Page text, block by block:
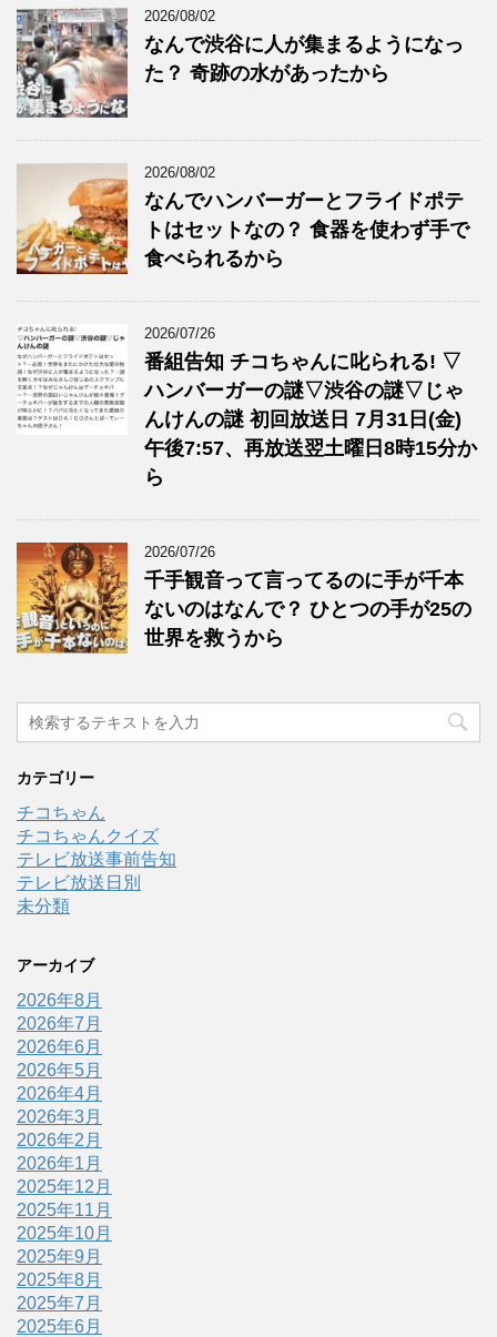
2026/08/02
なんで渋谷に人が集まるようになっ
た？ 奇跡の水があったから
2026/08/02
なんでハンバーガーとフライドポテ
トはセットなの？ 食器を使わず手で
食べられるから
2026/07/26
番組告知 チコちゃんに叱られる! ▽
ハンバーガーの謎▽渋谷の謎▽じゃ
んけんの謎 初回放送日 7月31日(金)
午後7:57、再放送翌土曜日8時15分か
ら
2026/07/26
千手観音って言ってるのに手が千本
ないのはなんで？ ひとつの手が25の
世界を救うから
カテゴリー
チコちゃん
チコちゃんクイズ
テレビ放送事前告知
テレビ放送日別
未分類
アーカイブ
2026年8月
2026年7月
2026年6月
2026年5月
2026年4月
2026年3月
2026年2月
2026年1月
2025年12月
2025年11月
2025年10月
2025年9月
2025年8月
2025年7月
2025年6月